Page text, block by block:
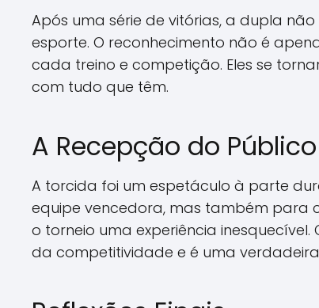
Após uma série de vitórias, a dupla
esporte. O reconhecimento não é
cada treino e competição. Eles se
com tudo que têm.
A Recepção do Público
A torcida foi um espetáculo à parte
equipe vencedora, mas também para
o torneio uma experiência
da competitividade e é uma